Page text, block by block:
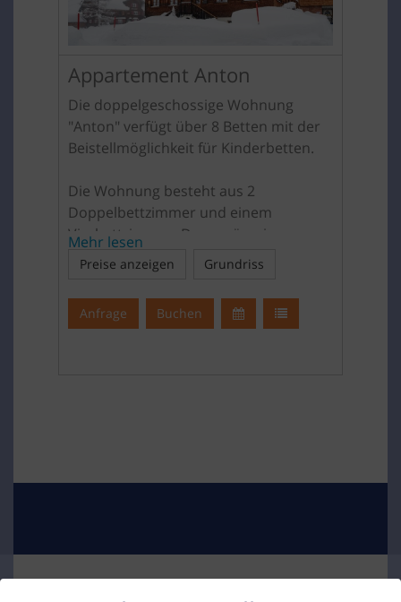
Appartement Anton
Die doppelgeschossige Wohnung
"Anton" verfügt über 8 Betten mit der
Beistellmöglichkeit für Kinderbetten.
Die Wohnung besteht aus 2
Doppelbettzimmer und einem
Vierbettzimmer. Das geräumige
Badezimmer ist mit zwei Waschbecken,
einer großen Dusche, einer
Badewanne und einem WC
ausgestattet.
der Ausstattung des Hauses.
Mehr lesen
Preise anzeigen Grundriss
Anfrage Buchen